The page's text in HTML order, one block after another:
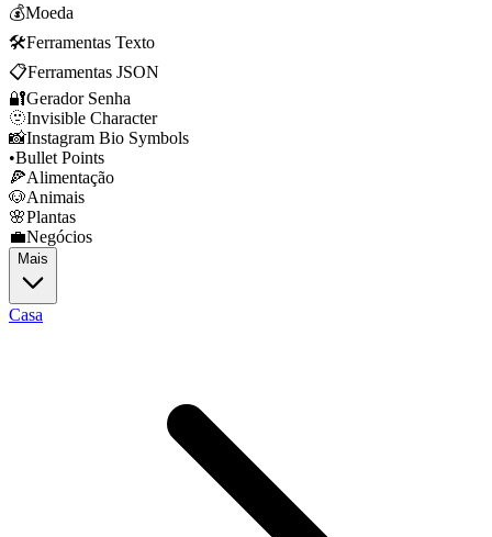
💰Moeda
🛠️Ferramentas Texto
📋Ferramentas JSON
🔐Gerador Senha
🫥Invisible Character
📸Instagram Bio Symbols
•Bullet Points
🍕Alimentação
🐶Animais
🌸Plantas
💼Negócios
Mais
Casa